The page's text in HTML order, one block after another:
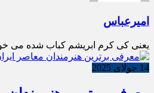
امیرعباس
یعنی کی کرم ابریشم کباب شده می
14 جولای 2025